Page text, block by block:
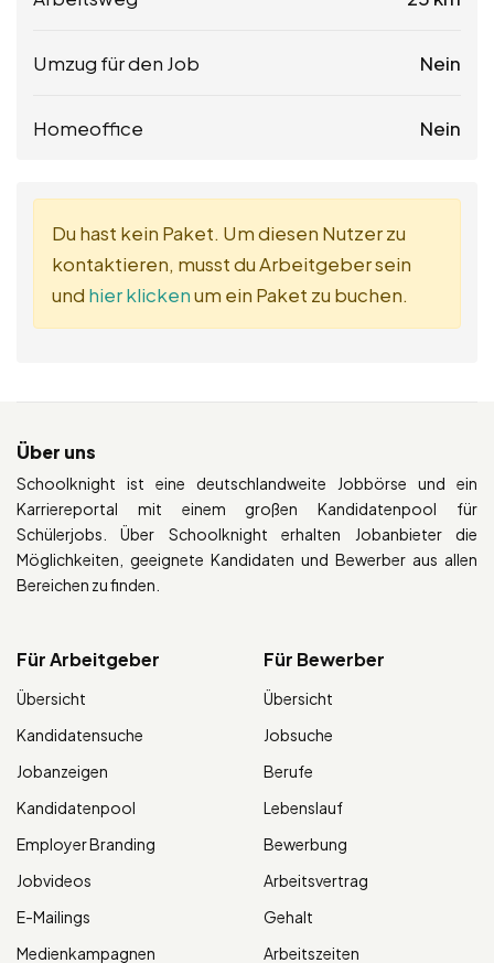
Umzug für den Job Nein
Homeoffice Nein
Du hast kein Paket. Um diesen Nutzer zu
kontaktieren, musst du Arbeitgeber sein
und hier klickenum ein Paket zu buchen.
Über uns
Schoolknight ist eine deutschlandweite Jobbörse und ein
Karriereportal mit einem großen Kandidatenpool für
Schülerjobs. Über Schoolknight erhalten Jobanbieter die
Möglichkeiten, geeignete Kandidaten und Bewerber aus allen
Bereichen zu finden.
Für Arbeitgeber
Übersicht
Kandidatensuche
Jobanzeigen
Kandidatenpool
Employer Branding
Jobvideos
E-Mailings
Medienkampagnen
Für Bewerber
Übersicht
Jobsuche
Berufe
Lebenslauf
Bewerbung
Arbeitsvertrag
Gehalt
Arbeitszeiten